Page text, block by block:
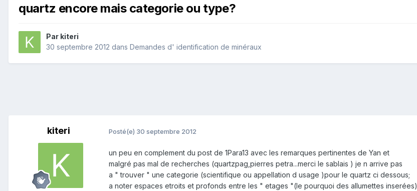
quartz encore mais categorie ou type?
Par kiteri
30 septembre 2012 dans Demandes d' identification de minéraux
kiteri Posté(e) 30 septembre 2012
un peu en complement du post de 1Para13 avec les remarques pertinentes de Yan et
malgré pas mal de recherches (quartzpag,pierres petra...merci le sablais ) je n arrive pas
a " trouver " une categorie (scientifique ou appellation d usage )pour le quartz ci dessous;
a noter espaces etroits et profonds entre les " etages "(le pourquoi des allumettes inserées)